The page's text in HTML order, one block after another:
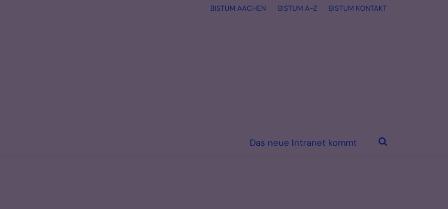
BISTUM AACHEN BISTUM A-Z BISTUM KONTAKT
Das neue Intranet kommt